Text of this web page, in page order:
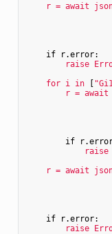
r = await
if r.error:
raise
for i in [
r = await
if
raise
r = await
if r.error:
raise